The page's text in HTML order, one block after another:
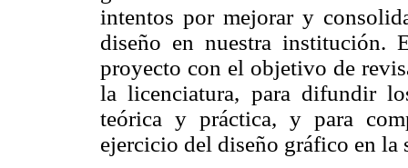
intentos por mejorar y
diseño en nuestra institución.
proyecto con el objetivo de
la licenciatura, para difundir
teórica y práctica, y para
ejercicio del diseño gráfico en la